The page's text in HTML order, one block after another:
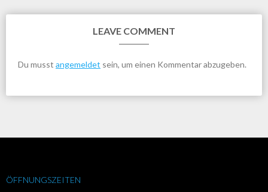
LEAVE COMMENT
Du musst angemeldet sein, um einen Kommentar abzugeben.
ÖFFNUNGSZEITEN